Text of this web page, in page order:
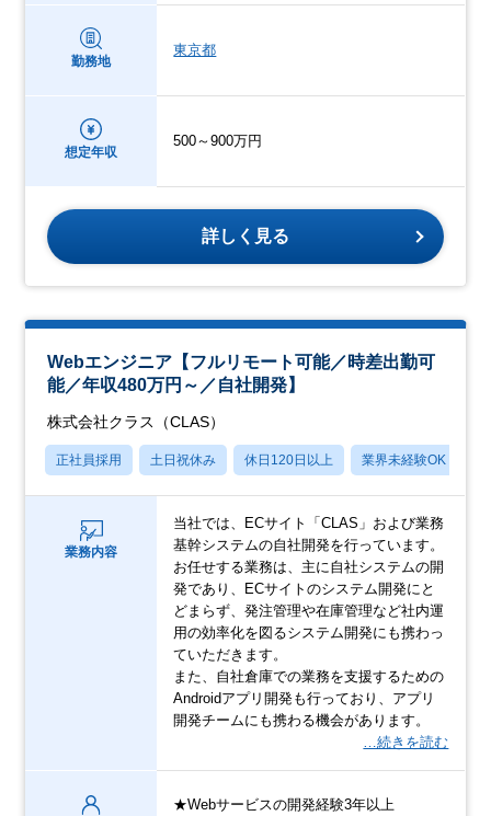
勤務地
東京都
想定年収
500～900万円
詳しく見る
Webエンジニア【フルリモート可能／時差出勤可
能／年収480万円～／自社開発】
株式会社クラス（CLAS）
正社員採用 土日祝休み 休日120日以上 業界未経験OK
業務内容
当社では、ECサイト「CLAS」および業務
基幹システムの自社開発を行っています。
お任せする業務は、主に自社システムの開
発であり、ECサイトのシステム開発にと
どまらず、発注管理や在庫管理など社内運
用の効率化を図るシステム開発にも携わっ
ていただきます。
また、自社倉庫での業務を支援するための
Androidアプリ開発も行っており、アプリ
開発チームにも携わる機会があります。
…続きを読む
★Webサービスの開発経験3年以上